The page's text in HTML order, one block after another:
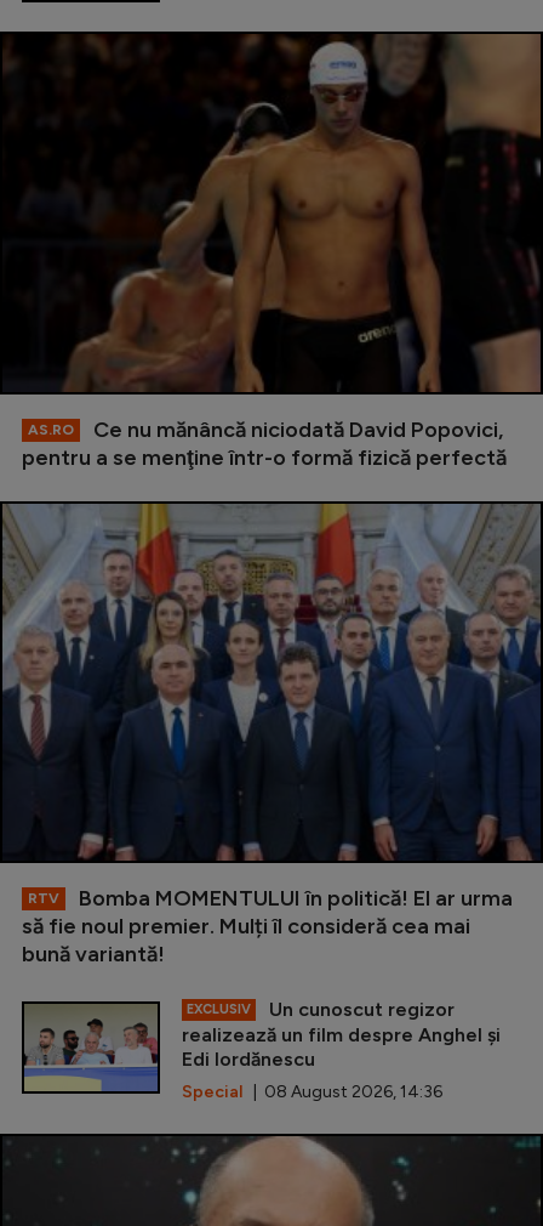
AS.RO
Ce nu mănâncă niciodată David Popovici,
pentru a se menţine într-o formă fizică perfectă
RTV
Bomba MOMENTULUI în politică! El ar urma
să fie noul premier. Mulți îl consideră cea mai
bună variantă!
EXCLUSIV
Un cunoscut regizor
realizează un film despre Anghel și
Edi Iordănescu
Special | 08 August 2026, 14:36